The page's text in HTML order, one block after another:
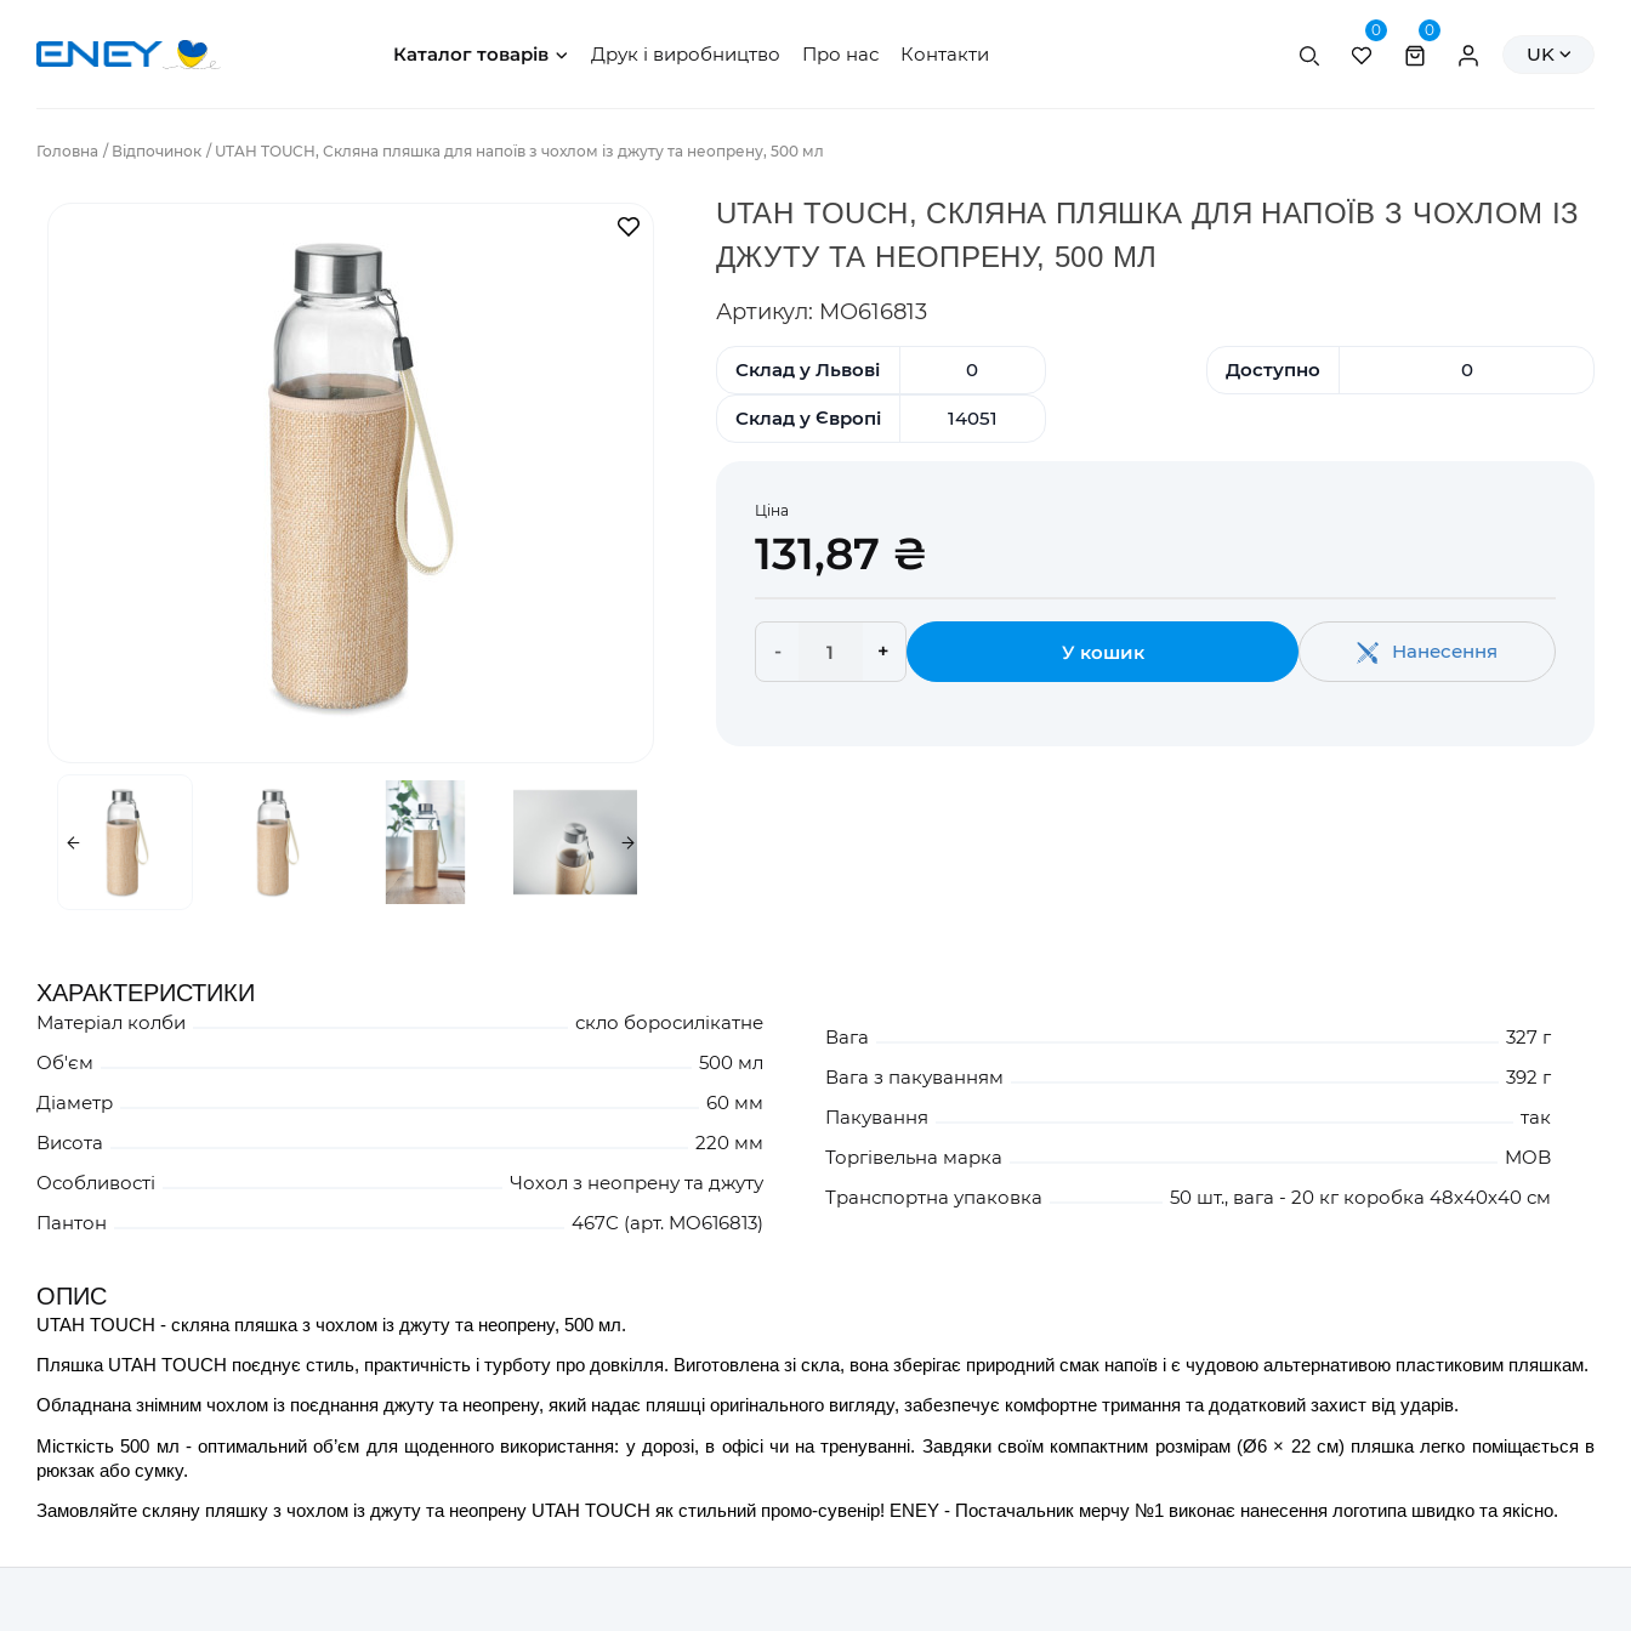
Каталог товарів Друк і виробництво Про нас Контакти Пошук
0 0
Персональні
UK
Головна Відпочинок UTAH TOUCH, Скляна пляшка для напоїв з чохлом із джуту та неопрену, 500 мл
В закладкиUTAH TOUCH, СКЛЯНА ПЛЯШКА ДЛЯ НАПОЇВ З ЧОХЛОМ ІЗ
ДЖУТУ ТА НЕОПРЕНУ, 500 МЛ
Артикул: MO616813
Склад у Львові 0
Склад у Європі 14051
Доступно 0
Ціна
131,87 ₴
- + У кошик Нанесення
ХАРАКТЕРИСТИКИ
Матеріал колби
скло боросилікатне
Об'єм
500 мл
Діаметр
60 мм
Висота
220 мм
Особливості
Чохол з неопрену та джуту
Пантон
467C (арт. MO616813)
Вага
327 г
Вага з пакуванням
392 г
Пакування
так
Торгівельна марка
MOB
Транспортна упаковка
50 шт., вага - 20 кг коробка 48х40х40 см
ОПИС
UTAH TOUCH - скляна пляшка з чохлом із джуту та неопрену, 500 мл.
Пляшка UTAH TOUCH поєднує стиль, практичність і турботу про довкілля. Виготовлена зі скла, вона зберігає природний смак напоїв і є чудовою альтернативою пластиковим пляшкам.
Обладнана знімним чохлом із поєднання джуту та неопрену, який надає пляшці оригінального вигляду, забезпечує комфортне тримання та додатковий захист від ударів.
Місткість 500 мл - оптимальний об’єм для щоденного використання: у дорозі, в офісі чи на тренуванні. Завдяки своїм компактним розмірам (Ø6 × 22 см) пляшка легко поміщається в
рюкзак або сумку.
Замовляйте скляну пляшку з чохлом із джуту та неопрену UTAH TOUCH як стильний промо-сувенір! ENEY - Постачальник мерчу №1 виконає нанесення логотипа швидко та якісно.